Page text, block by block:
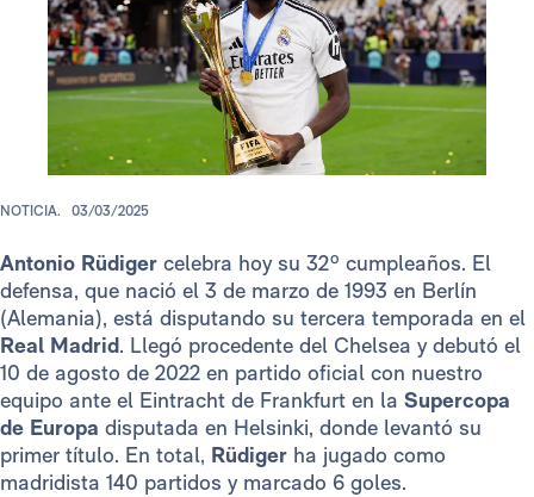
NOTICIA. 03/03/2025
Antonio Rüdiger celebra hoy su 32º cumpleaños. El
defensa, que nació el 3 de marzo de 1993 en Berlín
(Alemania), está disputando su tercera temporada en el
Real Madrid. Llegó procedente del Chelsea y debutó el
10 de agosto de 2022 en partido oficial con nuestro
equipo ante el Eintracht de Frankfurt en la Supercopa
de Europa disputada en Helsinki, donde levantó su
primer título. En total, Rüdiger ha jugado como
madridista 140 partidos y marcado 6 goles.